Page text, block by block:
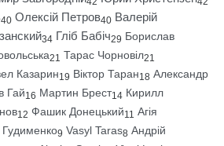
40 Олексій Петров40 Валерій
34 Гліб Бабіч29 Борислав
21 Тарас Чорновіл21
Казарин19 Віктор Таран18 Александр
Гай16 Мартин Брест14 Кирилл
12 Фашик Донецький11 Агія
9 Vasyl Taras8 Андрій